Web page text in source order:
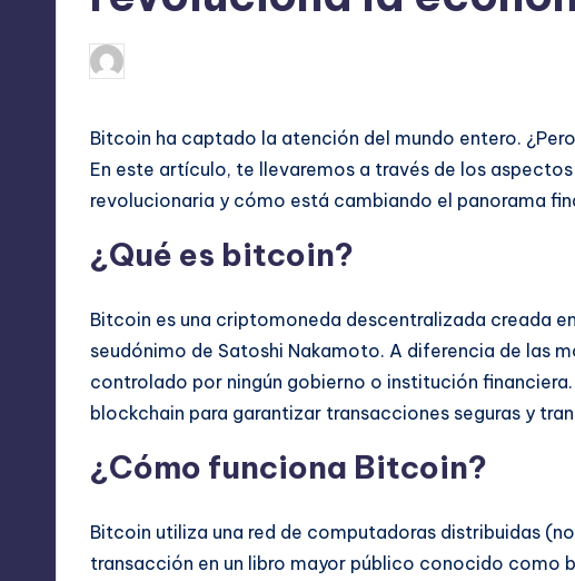
Publicado
por
Bitcoin ha captado la atención del mundo entero.
En este artículo, te llevaremos a través de los
revolucionaria y cómo está cambiando el panorama
¿Qué es bitcoin?
Bitcoin es una criptomoneda descentralizada creada
seudónimo de Satoshi Nakamoto. A diferencia de las
controlado por ningún gobierno o institución
blockchain para garantizar transacciones seguras y
¿Cómo funciona Bitcoin?
Bitcoin utiliza una red de computadoras distribuidas
transacción en un libro mayor público conocido como